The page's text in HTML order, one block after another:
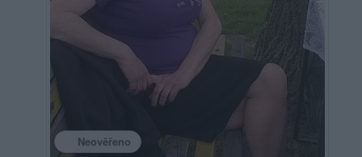
Neověřeno